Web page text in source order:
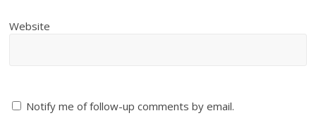
Website
Notify me of follow-up comments by email.